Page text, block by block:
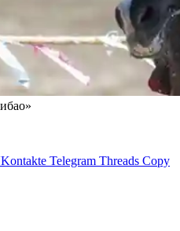
Telegram Threads Copy